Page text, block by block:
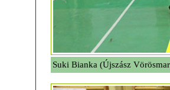
Suki Bianka (Újszász